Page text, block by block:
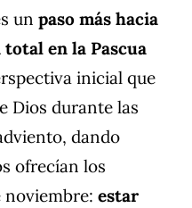
un paso más hacia
en la Pascua
inicial que
Dios durante las
dando
ofrecían los
noviembre: estar